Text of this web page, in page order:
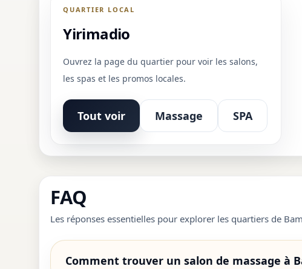
QUARTIER LOCAL
Yirimadio
Ouvrez la page du quartier pour voir les salons,
les spas et les promos locales.
Tout voir Massage SPA
FAQ
Les réponses essentielles pour explorer les quartiers de
Comment trouver un salon de massage à